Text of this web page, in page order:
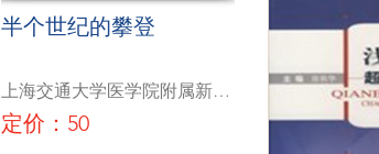
半个世纪的攀登
上海交通大学医学院附属新华
医院
定价：50